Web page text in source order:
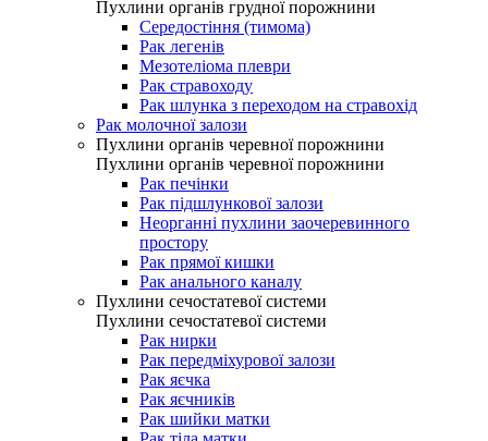
Пухлини органів грудної порожнини
Середостіння (тимома)
Рак легенів
Мезотеліома плеври
Рак стравоходу
Рак шлунка з переходом на стравохід
Рак молочної залози
Пухлини органів черевної порожнини
Пухлини органів черевної порожнини
Рак печінки
Рак підшлункової залози
Неорганні пухлини заочеревинного
простору
Рак прямої кишки
Рак анального каналу
Пухлини сечостатевої системи
Пухлини сечостатевої системи
Рак нирки
Рак передміхурової залози
Рак яєчка
Рак яєчників
Рак шийки матки